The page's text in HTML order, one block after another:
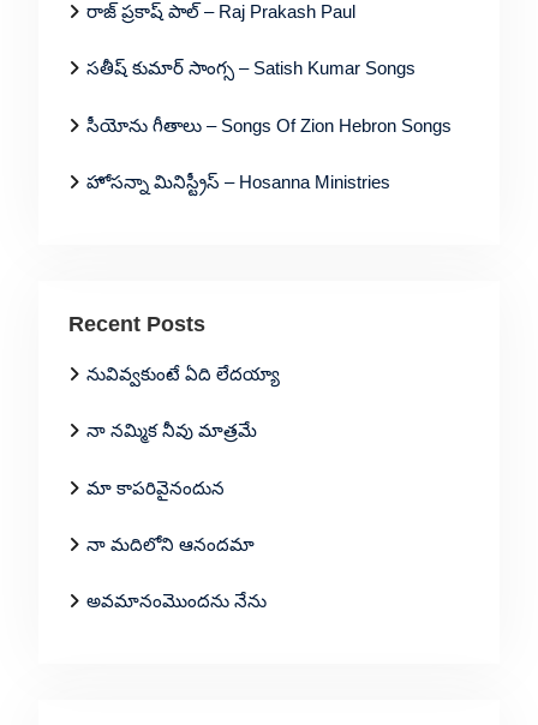
రాజ్ ప్రకాష్ పాల్ – Raj Prakash Paul
సతీష్ కుమార్ సాంగ్స – Satish Kumar Songs
సీయోను గీతాలు – Songs Of Zion Hebron Songs
హోసన్నా మినిస్ట్రీస్ – Hosanna Ministries
Recent Posts
నువివ్వకుంటే ఏది లేదయ్యా
నా నమ్మిక నీవు మాత్రమే
మా కాపరివైనందున
నా మదిలోని ఆనందమా
అవమానంమొందను నేను